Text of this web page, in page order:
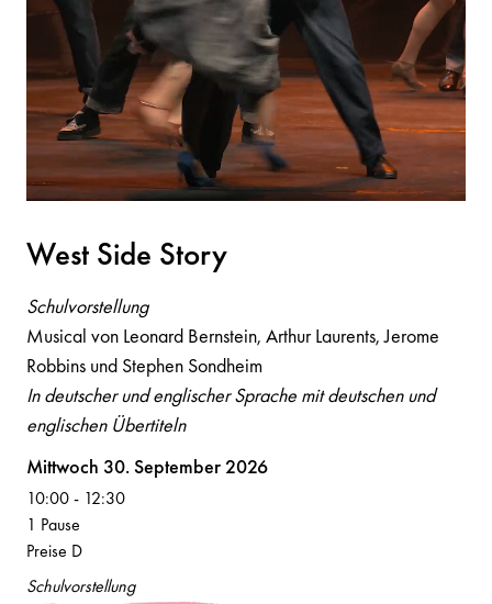
West Side Story
Schulvorstellung
Musical von Leonard Bernstein, Arthur Laurents, Jerome
Robbins und Stephen Sondheim
In deutscher und englischer Sprache mit deutschen und
englischen Übertiteln
Volksoper
Mittwoch 30. September 2026
10:00- 12:30
1 Pause
Preise D
Schulvorstellung